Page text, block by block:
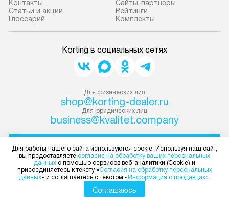
Контакты
Статьи и акции
Глоссарий
Сайты-партнеры
Рейтинги
Комплекты
Korting в социальных сетях
Для физических лиц
shop@korting-dealer.ru
Для юридических лиц
business@kvalitet.company
Политика конфиденциальности
Условия продажи
Карта сайта
Для работы нашего сайта используются cookie. Используя наш сайт,
вы предоставляете согласие на обработку ваших персональных
данных с помощью сервисов веб-аналитики (Cookie) и
присоединяетесь к тексту «Согласия на обработку персональных
данных» и соглашаетесь с текстом « Информация о продавцах».
Соглашаюсь